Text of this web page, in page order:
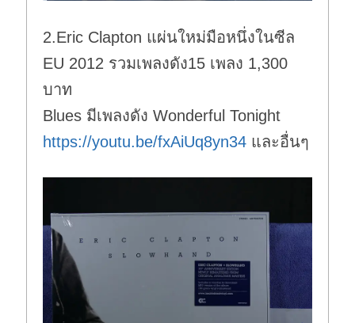
2.Eric Clapton แผ่นใหม่มือหนึ่งในซีล
EU 2012 รวมเพลงดัง15 เพลง 1,300
บาท
Blues มีเพลงดัง Wonderful Tonight
https://youtu.be/fxAiUq8yn34 และอื่นๆ